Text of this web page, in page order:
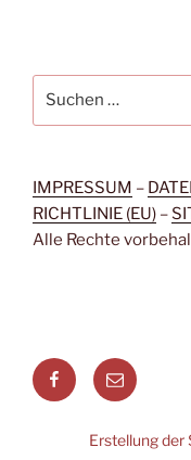
nach:
IMPRESSUM –
RICHTLINIE (EU) –
Alle Rechte
Facebook
Erstellung der